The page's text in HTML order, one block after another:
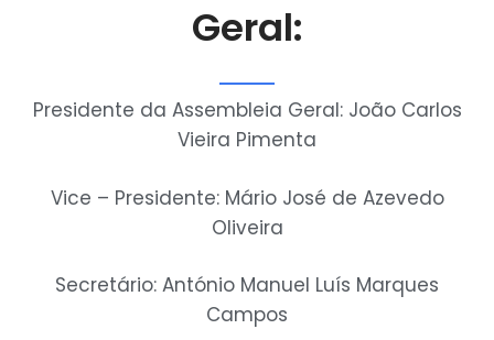
Geral:
Presidente da Assembleia Geral: João Carlos
Vieira Pimenta
Vice – Presidente: Mário José de Azevedo
Oliveira
Secretário: António Manuel Luís Marques
Campos